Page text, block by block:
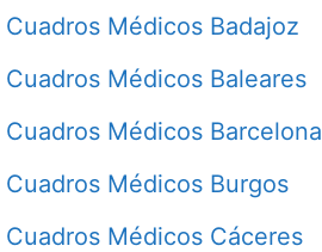
Cuadros Médicos Badajoz
Cuadros Médicos Baleares
Cuadros Médicos Barcelona
Cuadros Médicos Burgos
Cuadros Médicos Cáceres